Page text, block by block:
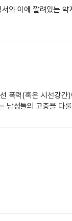
와 이에 깔려있는 약
폭력(혹은 시선강간
남성들의 고충을 다